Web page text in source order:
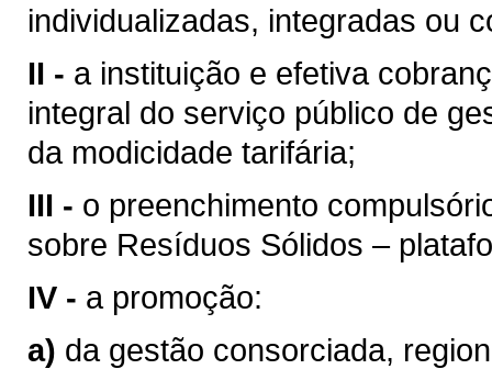
individualizadas, integradas ou
II - a instituição e efetiva
integral do serviço público de
da modicidade tarifária;
III - o preenchimento
sobre Resíduos Sólidos –
IV - a promoção:
a) da gestão consorciada,